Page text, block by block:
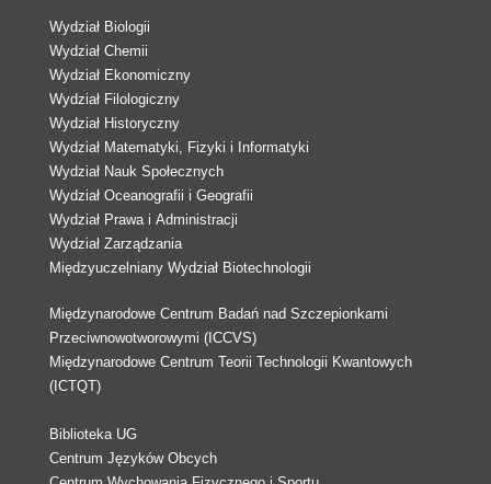
Wydział Biologii
Wydział Chemii
Wydział Ekonomiczny
Wydział Filologiczny
Wydział Historyczny
Wydział Matematyki, Fizyki i Informatyki
Wydział Nauk Społecznych
Wydział Oceanografii i Geografii
Wydział Prawa i Administracji
Wydział Zarządzania
Międzyuczelniany Wydział Biotechnologii
Międzynarodowe Centrum Badań nad Szczepionkami
Przeciwnowotworowymi (ICCVS)
Międzynarodowe Centrum Teorii Technologii Kwantowych
(ICTQT)
Biblioteka UG
Centrum Języków Obcych